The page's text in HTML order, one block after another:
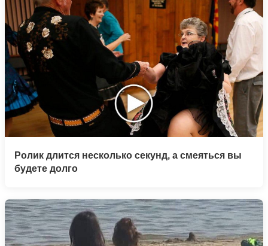
Ролик длится несколько секунд, а смеяться вы
будете долго